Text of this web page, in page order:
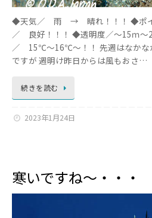
◆天気／ 雨 → 晴れ！！！ ◆ポ
／ 良好！！！ ◆透明度／～15ｍ～
／ 15℃～16℃～！！ 先週はなかな
ですが 週明け昨日からは風もおさ…
続きを読む
2023年1月24日
寒いですね～・・・